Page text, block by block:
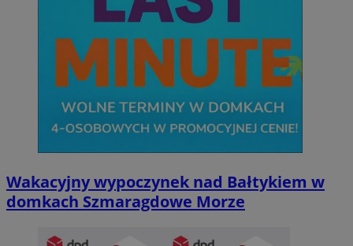
Wakacyjny wypoczynek nad Bałtykiem w
domkach Szmaragdowe Morze